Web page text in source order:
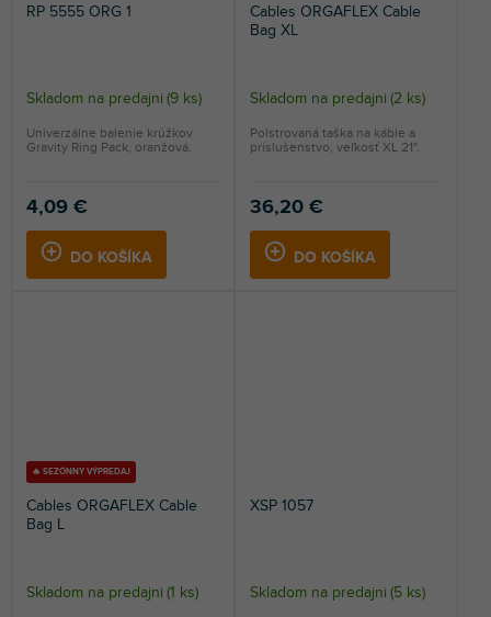
RP 5555 ORG 1
Skladom na predajni (9 ks)
4,09 €
DO KOŠÍKA
Univerzálne balenie krúžkov
Gravity Ring Pack, oranžová.
Cables ORGAFLEX Cable
Bag XL
Skladom na predajni (2 ks)
36,20 €
DO KOŠÍKA
Polstrovaná taška na káble a
príslušenstvo, veľkosť XL 21".
🔥 SEZÓNNY VÝPREDAJ
Cables ORGAFLEX Cable
Bag L
Skladom na predajni (1 ks)
XSP 1057
Skladom na predajni (5 ks)